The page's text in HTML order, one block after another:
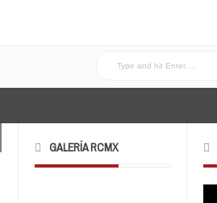
GALERÍA RCMX